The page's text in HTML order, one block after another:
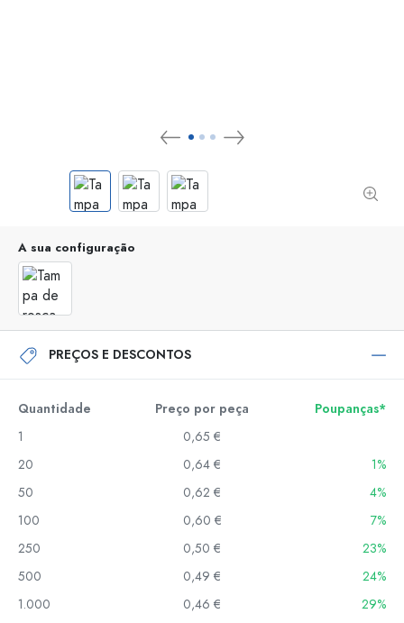
A sua configuração
PREÇOS E DESCONTOS
Quantidade Preço por peça
Poupanças*
1
0,65 €
20
0,64 €
1%
50
0,62 €
4%
100
0,60 €
7%
250
0,50 €
23%
500
0,49 €
24%
1.000
0,46 €
29%